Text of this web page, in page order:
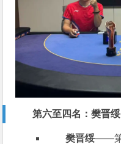
第六至四名：樊晋
樊晋绥——第